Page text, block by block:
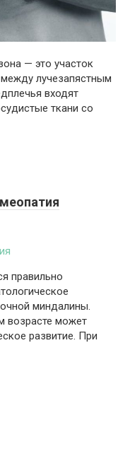
— это участок
лучезапястным
входят
ткани со
правильно
миндалины.
возрасте может
развитие. При